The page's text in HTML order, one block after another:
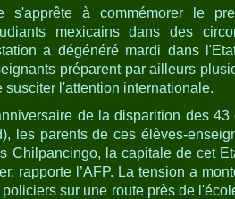
s'apprête à commémorer le
mexicains dans des
a dégénéré mardi dans
préparent par ailleurs
susciter l'attention internationale.
de la disparition des
les parents de ces élèves-
Chilpancingo, la capitale de cet
rapporte l’AFP. La tension a
sur une route près de